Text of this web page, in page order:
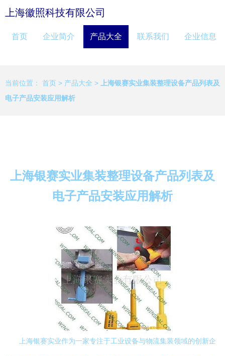
上海徽照科技有限公司
首页 企业简介 产品大全 联系我们 企业信息
当前位置： 首页 > 产品大全 >
上海银赛实业集装整理设备产品列表及
电子产品安装应用解析
上海银赛实业集装整理设备产品列表及
电子产品安装应用解析
上海银赛实业作为一家专注于工业设备与物流集装领域的创新企